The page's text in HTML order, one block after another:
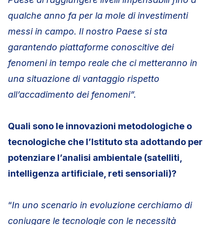
qualche anno fa per la mole di investimenti
messi in campo. Il nostro Paese si sta
garantendo piattaforme conoscitive dei
fenomeni in tempo reale che ci metteranno in
una situazione di vantaggio rispetto
all’accadimento dei fenomeni”.
Quali sono le innovazioni metodologiche o
tecnologiche che l’Istituto sta adottando per
potenziare l’analisi ambientale (satelliti,
intelligenza artificiale, reti sensoriali)?
“In uno scenario in evoluzione cerchiamo di
coniugare le tecnologie con le necessità